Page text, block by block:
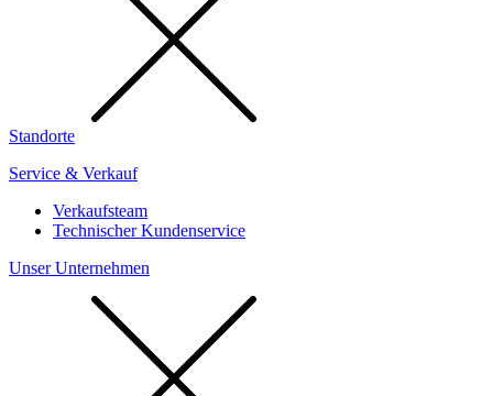
Standorte
Service & Verkauf
Verkaufsteam
Technischer Kundenservice
Unser Unternehmen